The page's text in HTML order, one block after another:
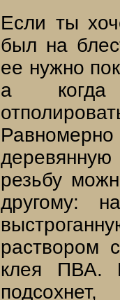
Если ты
был на
ее нужно
а когда
резьбу
другому:
раствором
клея ПВА.